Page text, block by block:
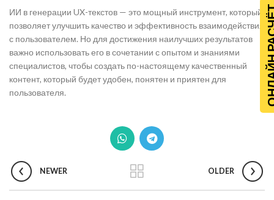
ИИ в генерации UX-текстов — это мощный инструмент, который
позволяет улучшить качество и эффективность взаимодействия
с пользователем. Но для достижения наилучших результатов
важно использовать его в сочетании с опытом и знаниями
специалистов, чтобы создать по-настоящему качественный
контент, который будет удобен, понятен и приятен для
пользователя.
NEWER OLDER